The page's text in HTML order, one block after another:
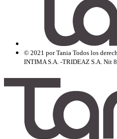
© 2021 por Tania Todos los
INTIMA S.A. -TRIDEAZ S.A. Nit